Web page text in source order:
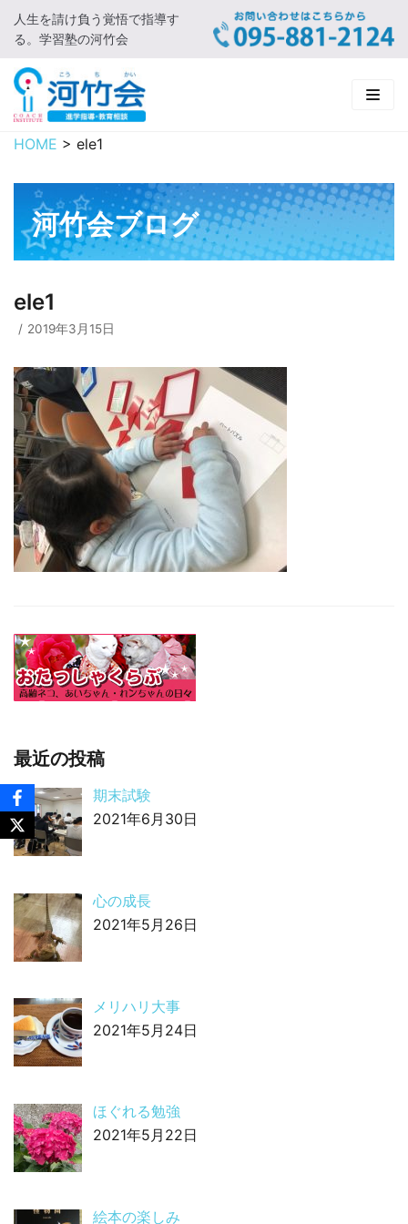
コ
ン
テ
ン
ツ
に
キ
プ
人生を請け負う覚悟で指導す
る。学習塾の河竹会
HOME
新着情報
□ お知らせ
河竹会について
□ 河竹会について
□ よくあるご質問
□ 小学部
□ 高校部
□ 有料体験指導
実 績
□ 2019年合格体験記
HOME > ele1
河竹会ブログ
ele1
2019年3月15日
最近の投稿
期末試験
2021年6月30日
心の成長
2021年5月26日
メリハリ大事
2021年5月24日
ほぐれる勉強
2021年5月22日
絵本の楽しみ